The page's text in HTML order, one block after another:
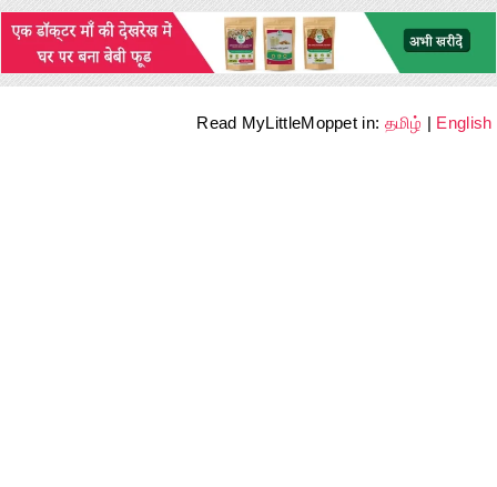
Read MyLittleMoppet in: தமிழ் | English